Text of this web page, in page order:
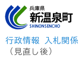
行政情報 入札関係
（見直し後）